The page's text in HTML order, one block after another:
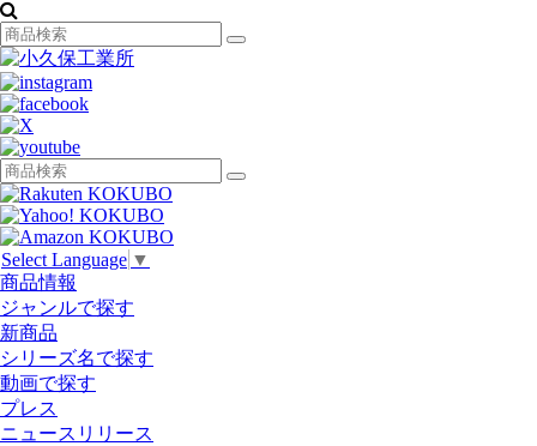
Select Language ▼
商品情報
ジャンルで探す
新商品
シリーズ名で探す
動画で探す
プレス
ニュースリリース